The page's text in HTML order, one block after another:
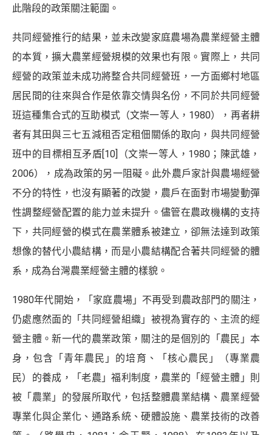
此階段的政策關注範圍。
共同經營推行的結果，並未改變家庭農場為農業經營主體
的本質，擴大農業經營規模的效果也有限。實際上，共同
經營的政策並未成功將整合共同經營班，一方面鄉村地區
居民間的往來與合作是依靠交情與名份，不同於共同經營
班這種集合式的互助模式（文崇一等人，1980），再者耕
者有其田與三七五減租否定租佃關係的取向，與共同經營
班中的目標相互矛盾[10]
（文崇一等人，1980；陳武雄，
2006），成為政策的另一阻礙。此外農戶家計與農場經營
不分的特性，也沒有顯著的改變，農戶在面對市場變動彈
性調整經營配置的能力並未提升。儘管在農政機構的支持
下，共同經營的模式在農業體系被建立，卻無法達到政策
想像的替代小農結構，而是小農結構配合著共同經營的體
系，成為台灣農業經營主體的樣貌。
1980年代開始，「家庭農場」不再受到農政部門的關注，
仍處應然面的「共同經營組織」被視為實存的、主流的經
營主體。新一代的農業政策，關注的是個別的「農民」本
身，包含「青年農民」的培育、「核心農民」（專業農
民）的養成，「老農」福利制度，農業的「經營主體」則
被「農業」的發展所取代，包括整體農業結構、農業經營
專業化與企業化、通路系統、硬體設施、農業技術的改善